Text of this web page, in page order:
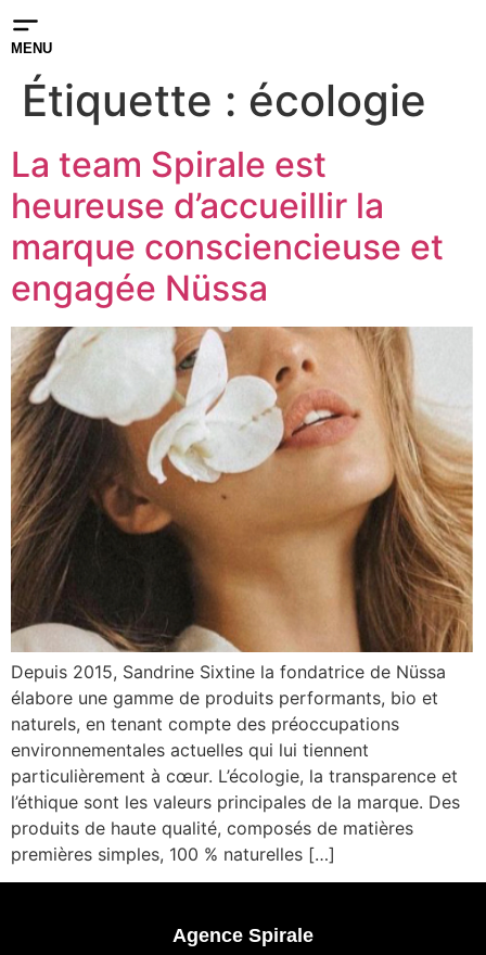
MENU
Étiquette : écologie
La team Spirale est
heureuse d’accueillir la
marque consciencieuse et
engagée Nüssa
Depuis 2015, Sandrine Sixtine la fondatrice de Nüssa
élabore une gamme de produits performants, bio et
naturels, en tenant compte des préoccupations
environnementales actuelles qui lui tiennent
particulièrement à cœur. L’écologie, la transparence et
l’éthique sont les valeurs principales de la marque. Des
produits de haute qualité, composés de matières
premières simples, 100 % naturelles […]
Agence Spirale